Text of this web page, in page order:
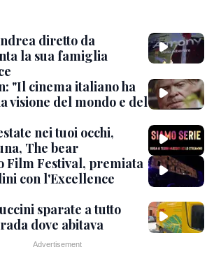
diretto da
la sua famiglia
"Il cinema italiano ha
visione del mondo e del
nei tuoi occhi,
The bear
Film Festival, premiata
con l'Excellence
sparate a tutto
dove abitava